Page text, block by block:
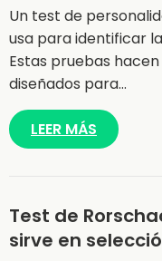
Un test de
usa para identificar
Estas pruebas
diseñados para…
LEER MÁS
Test de
sirve en